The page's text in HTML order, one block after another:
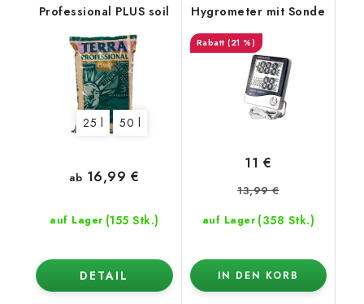
Professional PLUS soil
25 l 50 l
auf Lager (155 Stk.)
ab 16,99 €
DETAIL
Hygrometer mit Sonde
(21 %)
auf Lager (358 Stk.)
11 €
13,99 €
IN DEN KORB